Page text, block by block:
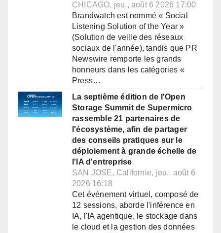
CHICAGO, jeu., août 6 2026 17:00
Brandwatch est nommé « Social
Listening Solution of the Year »
(Solution de veille des réseaux
sociaux de l'année), tandis que PR
Newswire remporte les grands
honneurs dans les catégories «
Press…
La septième édition de l'Open
Storage Summit de Supermicro
rassemble 21 partenaires de
l'écosystème, afin de partager
des conseils pratiques sur le
déploiement à grande échelle de
l'IA d'entreprise
SAN JOSE, Californie, jeu., août 6
2026 16:18
Cet événement virtuel, composé de
12 sessions, aborde l'inférence en
IA, l'IA agentique, le stockage dans
le cloud et la gestion des données